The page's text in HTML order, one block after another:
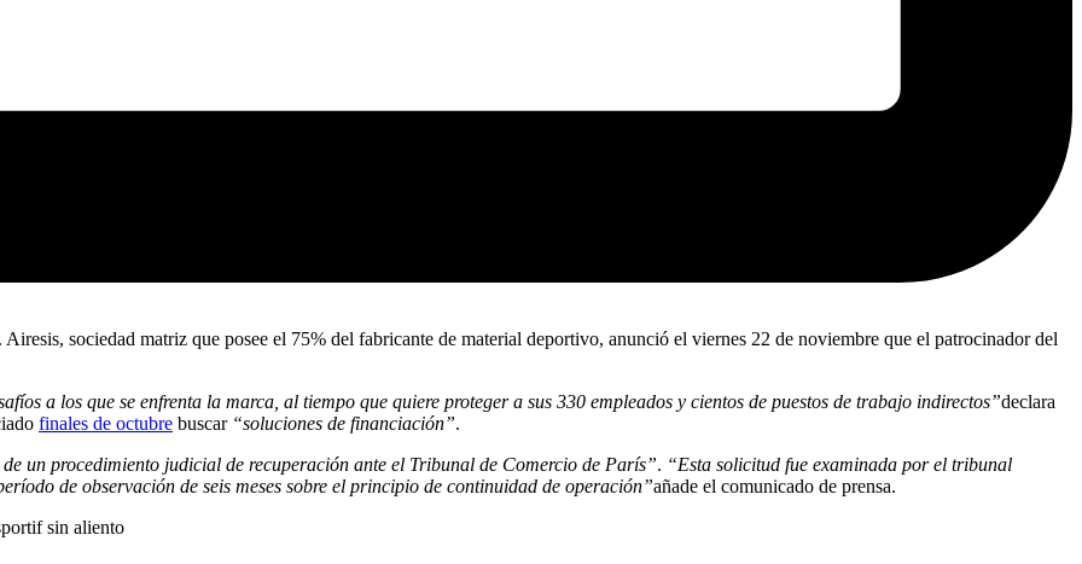
sociedad matriz que posee el 75% del fabricante de material deportivo, anunció el viernes 22 de noviembre que el patrocinador del
a los que se enfrenta la marca, al tiempo que quiere proteger a sus 330 empleados y cientos de puestos de trabajo indirectos”declara
finales de octubre buscar “soluciones de financiación”.
un procedimiento judicial de recuperación ante el Tribunal de Comercio de París”. “Esta solicitud fue examinada por el tribunal
de observación de seis meses sobre el principio de continuidad de operación”añade el comunicado de prensa.
sin aliento